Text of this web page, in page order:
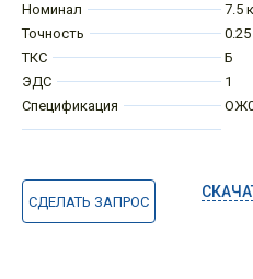
Номинал
7.5
Точность
0.25
ТКС
Б
ЭДС
1
Спецификация
СДЕЛАТЬ ЗАПРОС